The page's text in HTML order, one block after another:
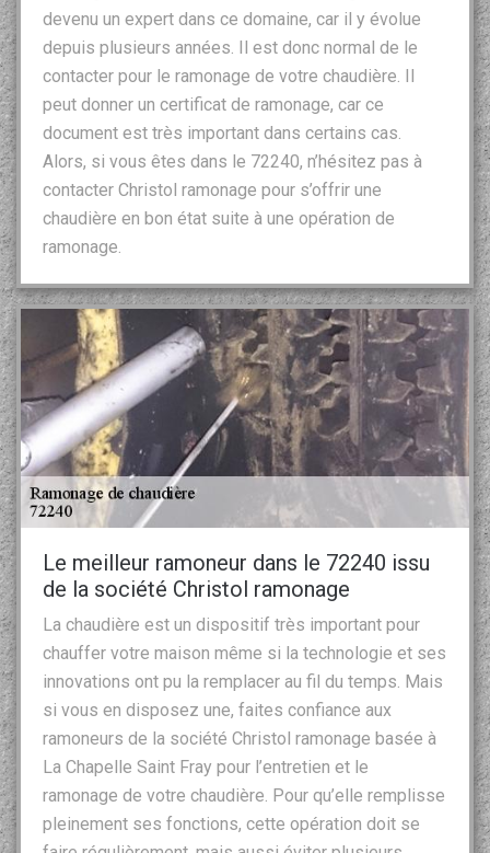
devenu un expert dans ce domaine, car il y évolue
depuis plusieurs années. Il est donc normal de le
contacter pour le ramonage de votre chaudière. Il
peut donner un certificat de ramonage, car ce
document est très important dans certains cas.
Alors, si vous êtes dans le 72240, n’hésitez pas à
contacter Christol ramonage pour s’offrir une
chaudière en bon état suite à une opération de
ramonage.
Le meilleur ramoneur dans le 72240 issu
de la société Christol ramonage
La chaudière est un dispositif très important pour
chauffer votre maison même si la technologie et ses
innovations ont pu la remplacer au fil du temps. Mais
si vous en disposez une, faites confiance aux
ramoneurs de la société Christol ramonage basée à
La Chapelle Saint Fray pour l’entretien et le
ramonage de votre chaudière. Pour qu’elle remplisse
pleinement ses fonctions, cette opération doit se